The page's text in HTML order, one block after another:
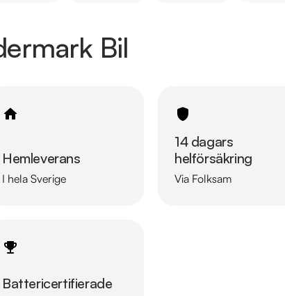
Bil
Hemleverans
I hela Sverige
14 dagars
helförsäkring
Via Folksam
Battericertifierade